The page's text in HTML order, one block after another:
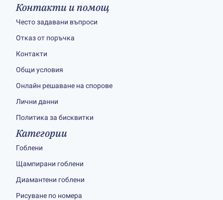
Контакти и помощ
Често задавани въпроси
Отказ от поръчка
Контакти
Общи условия
Онлайн решаване на спорове
Лични данни
Политика за бисквитки
Категории
Гоблени
Щампирани гоблени
Диамантени гоблени
Рисуване по номера